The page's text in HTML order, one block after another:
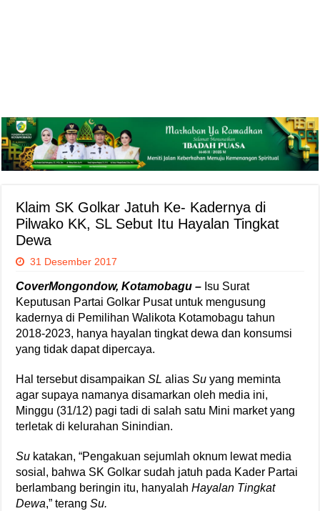
Klaim SK Golkar Jatuh Ke- Kadernya di
Pilwako KK, SL Sebut Itu Hayalan Tingkat
Dewa
31 Desember 2017
CoverMongondow, Kotamobagu – Isu Surat
Keputusan Partai Golkar Pusat untuk mengusung
kadernya di Pemilihan Walikota Kotamobagu tahun
2018-2023, hanya hayalan tingkat dewa dan konsumsi
yang tidak dapat dipercaya.
Hal tersebut disampaikanSL aliasSuyang meminta
agar supaya namanya disamarkan oleh media ini,
Minggu (31/12) pagi tadi di salah satu Mini market yang
terletak di kelurahan Sinindian.
Su katakan, “Pengakuan sejumlah oknum lewat media
sosial, bahwa SK Golkar sudah jatuh pada Kader Partai
berlambang beringin itu, hanyalahHayalan Tingkat
Dewa,” terangSu.